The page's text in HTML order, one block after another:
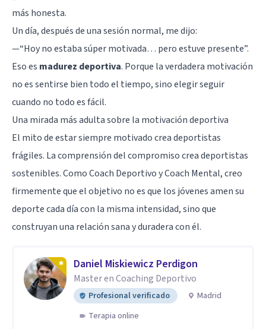
más honesta.
Un día, después de una sesión normal, me dijo:
—“Hoy no estaba súper motivada… pero estuve presente”.
Eso es madurez deportiva. Porque la verdadera motivación
no es sentirse bien todo el tiempo, sino elegir seguir
cuando no todo es fácil.
Una mirada más adulta sobre la motivación deportiva
El mito de estar siempre motivado crea deportistas
frágiles. La comprensión del compromiso crea deportistas
sostenibles. Como Coach Deportivo y Coach Mental, creo
firmemente que el objetivo no es que los jóvenes amen su
deporte cada día con la misma intensidad, sino que
construyan una relación sana y duradera con él.
Daniel Miskiewicz Perdigon
Master en Coaching Deportivo
Profesional verificado
Madrid
Terapia online